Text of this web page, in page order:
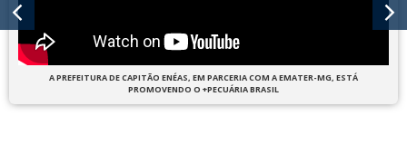
A PREFEITURA DE CAPITÃO ENÉAS, EM PARCERIA COM A EMATER-MG, ESTÁ
PROMOVENDO O +PECUÁRIA BRASIL